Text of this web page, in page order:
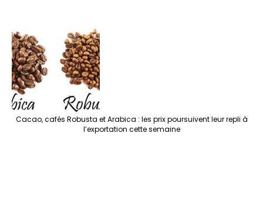
Cacao, cafés Robusta et Arabica : les prix poursuivent leur repli à
l’exportation cette semaine